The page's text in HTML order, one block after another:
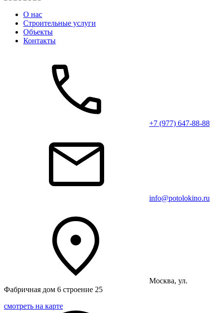
О нас
Строительные услуги
Объекты
Контакты
+7 (977) 647-88-88
info@potolokino.ru
Москва, ул.
Фабричная дом 6 строение 25
смотреть на карте